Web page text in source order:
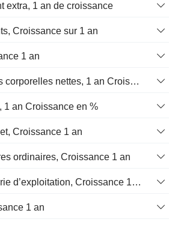
extra, 1 an de croissance
Croissance sur 1 an
1 an
Immobilisations corporelles nettes, 1 an Croissance
1 an Croissance en %
Croissance 1 an
ordinaires, Croissance 1 an
Flux de trésorerie d’exploitation, Croissance 1 an
1 an